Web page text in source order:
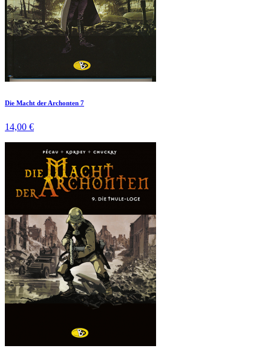
Die Macht der Archonten 7
14,00 €